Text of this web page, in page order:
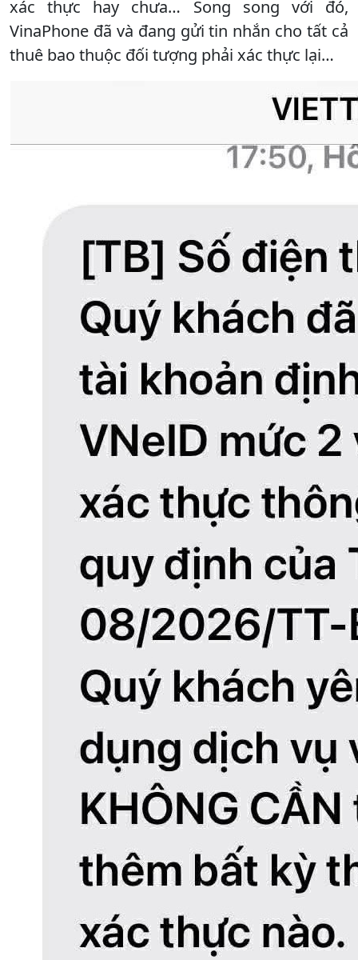
xác thực hay chưa… Song song với đó,
VinaPhone đã và đang gửi tin nhắn cho tất cả
thuê bao thuộc đối tượng phải xác thực lại…